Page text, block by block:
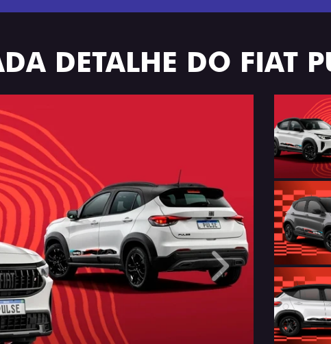
DETALHE DO FIAT
Próximo